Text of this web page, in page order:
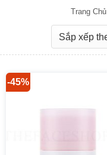
Trang Chủ
-45%